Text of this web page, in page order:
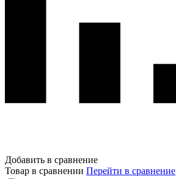
Добавить в сравнение
Товар в сравнении Перейти в сравнение